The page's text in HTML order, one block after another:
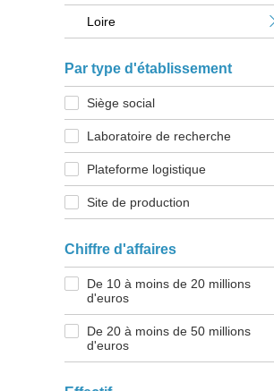
Loire
Par type d'établissement
Siège social
Laboratoire de recherche
Plateforme logistique
Site de production
Chiffre d'affaires
De 10 à moins de 20 millions
d'euros
De 20 à moins de 50 millions
d'euros